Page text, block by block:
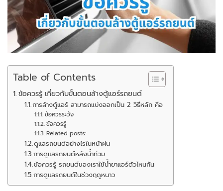
Table of Contents
ข้อควรรู้ เกี่ยวกับขั้นตอนล้างตู้แอร์รถยนต์
การล้างตู้แอร์ สามารถแบ่งออกเป็น 2 วิธีหลัก คือ
ข้อควรระวัง
ข้อควรรู้
Related posts:
ดูแลรถยนต์อย่างไรในหน้าฝน
การดูแลรถยนต์หลังน้ำท่วม
ข้อควรรู้ รถยนต์ของเราใช้น้ำยาแอร์ตัวไหนกัน
การดูแลรถยนต์ในช่วงฤดูหนาว